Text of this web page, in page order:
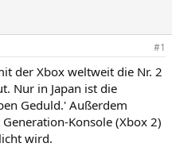
#1
der Xbox weltweit die Nr. 2
Nur in Japan ist die
Geduld.' Außerdem
Konsole (Xbox 2)
wird.